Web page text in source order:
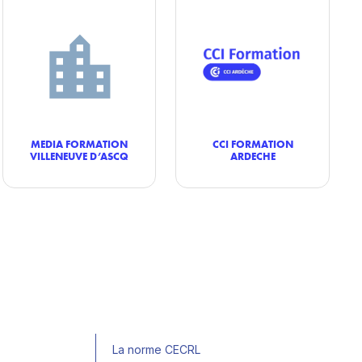
MEDIA FORMATION
VILLENEUVE D’ASCQ
CCI FORMATION
ARDECHE
La norme CECRL